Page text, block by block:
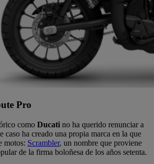
Pro
como Ducati no ha querido renunciar a
caso ha creado una propia marca en la que
motos: Scrambler, un nombre que proviene
de la firma boloñesa de los años setenta.